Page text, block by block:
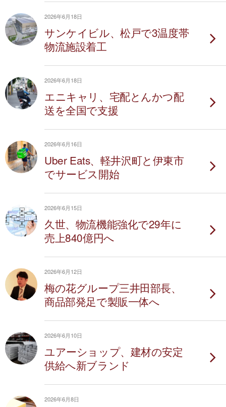
2026年6月18日
サンケイビル、松戸で3温度帯
物流施設着工
2026年6月18日
エニキャリ、宅配とんかつ配
送を全国で支援
2026年6月16日
Uber Eats、軽井沢町と伊東市
でサービス開始
2026年6月15日
久世、物流機能強化で29年に
売上840億円へ
2026年6月12日
梅の花グループ三井田部長、
商品部発足で製販一体へ
2026年6月10日
ユアーショップ、建材の安定
供給へ新ブランド
2026年6月8日